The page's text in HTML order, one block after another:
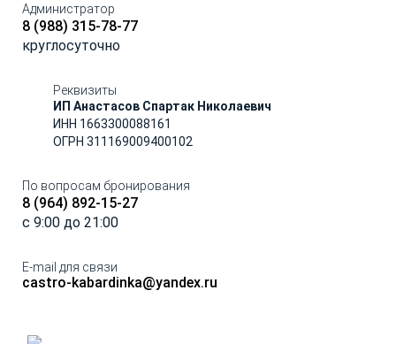
Администратор
8 (988) 315-78-77
круглосуточно
Реквизиты
ИП Анастасов Спартак Николаевич
ИНН 1663300088161
ОГРН 311169009400102
По вопросам бронирования
8 (964) 892-15-27
c 9:00 до 21:00
E-mail для связи
castro-kabardinka@yandex.ru